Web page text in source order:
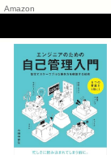
Amazon